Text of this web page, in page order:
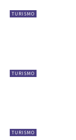
TURISMO
TURISMO
TURISMO